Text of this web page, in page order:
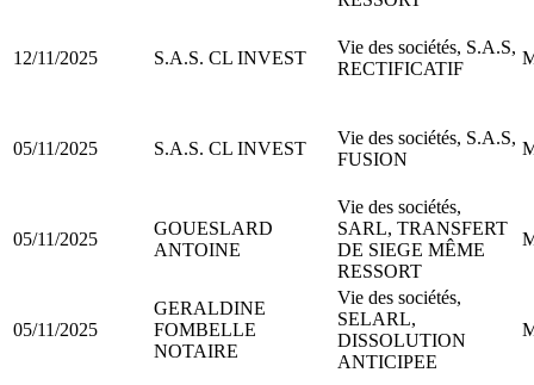
12/11/2025 S.A.S. CL INVEST
Vie des sociétés, S.A.S,
RECTIFICATIF
05/11/2025 S.A.S. CL INVEST
Vie des sociétés, S.A.S,
FUSION
05/11/2025
GOUESLARD
ANTOINE
Vie des sociétés,
SARL, TRANSFERT
DE SIEGE MÊME
RESSORT
05/11/2025
GERALDINE
FOMBELLE
NOTAIRE
Vie des sociétés,
SELARL,
DISSOLUTION
ANTICIPEE